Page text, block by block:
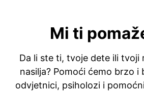
Mi ti
Da li ste ti, tvoje dete ili tvoji
nasilja? Pomoći ćemo brzo i
odvjetnici, psiholozi i